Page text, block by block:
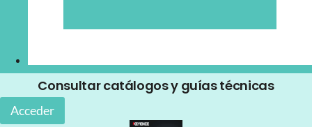
Consultar catálogos y guías técnicas
Acceder